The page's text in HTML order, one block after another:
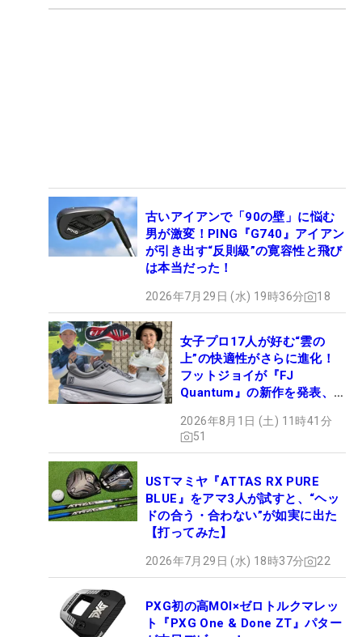
古いアイアンで「90の壁」に悩む
男が激変！PING『G740』アイアン
が引き出す“反則級”の寛容性と飛び
は本当だった！
2026年7月29日 (水) 19時36分 18
女子プロ17人が好む“雲の
上”の快適性がさらに進化！
フットジョイが『FJ
Quantum』の新作を発表、8
2026年8月1日 (土) 11時41分
51
USTマミヤ『ATTAS RX PURE
BLUE』をアマ3人が試すと、“ヘッ
ドの合う・合わない”が如実に出た
【打ってみた】
2026年7月29日 (水) 18時37分 22
PXG初の高MOI×ゼロトルクマレッ
ト『PXG One & Done ZT』パター